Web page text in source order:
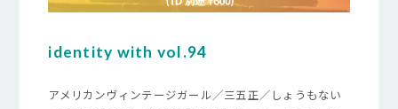
identity with vol.94
アメリカンヴィンテージガール／三五正／しょうもない